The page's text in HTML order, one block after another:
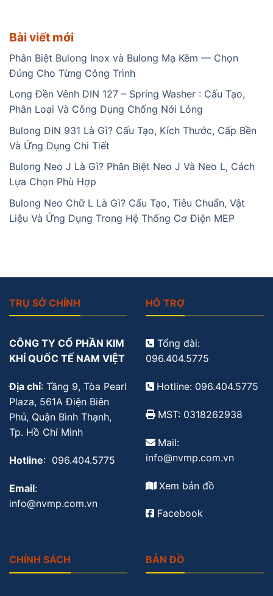
Bài viết mới
Phân Biệt Bulong Inox và Bulong Mạ Kẽm — Chọn
Đúng Cho Từng Công Trình
Long Đền Vênh DIN 127 – Spring Washer : Cấu Tạo,
Phân Loại Và Công Dụng Chống Nới Lỏng
Bulong DIN 931 Là Gì? Cấu Tạo, Kích Thước, Cấp Bền
Và Ứng Dụng Chi Tiết
Bulong Neo J Là Gì? Phân Biệt Neo J Và Neo L, Cách
Lựa Chọn Phù Hợp
Bulong Neo Chữ L Là Gì? Cấu Tạo, Tiêu Chuẩn, Vật
Liệu Và Ứng Dụng Trong Hệ Thống Cơ Điện MEP
TRỤ SỞ CHÍNH
CÔNG TY CỔ PHẦN KIM
KHÍ QUỐC TẾ NAM VIỆT
Địa chỉ: Tầng 9, Tòa Pearl
Plaza, 561A Điện Biên
Phủ, Quận Bình Thạnh,
Tp. Hồ Chí Minh
Hotline: 096.404.5775
Email:
info@nvmp.com.vn
HỖ TRỢ
Tổng đài:
096.404.5775
Hotline: 096.404.5775
MST: 0318262938
Mail:
info@nvmp.com.vn
Xem bản đồ
Facebook
CHÍNH SÁCH BẢN ĐỒ